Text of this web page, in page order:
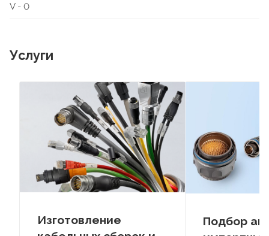
V - 0
Услуги
Изготовление
Подбор